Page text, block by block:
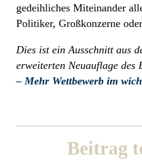
gedeihliches Miteinander
Politiker, Großkonzerne
Dies ist ein Ausschnitt aus
erweiterten Neuauflage des
– Mehr Wettbewerb im
Beitrag